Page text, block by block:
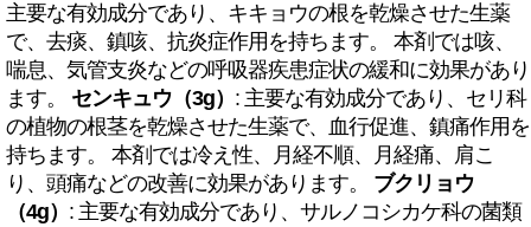
主要な有効成分であり、キキョウの根を乾燥させた生薬
で、去痰、鎮咳、抗炎症作用を持ちます。 本剤では咳、
喘息、気管支炎などの呼吸器疾患症状の緩和に効果があり
ます。 センキュウ（3g） : 主要な有効成分であり、セリ科
の植物の根茎を乾燥させた生薬で、血行促進、鎮痛作用を
持ちます。 本剤では冷え性、月経不順、月経痛、肩こ
り、頭痛などの改善に効果があります。 ブクリョウ
（4g） : 主要な有効成分であり、サルノコシカケ科の菌類